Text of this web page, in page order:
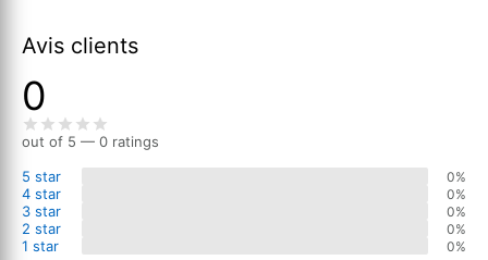
Avis clients
0
out of 5 — 0 ratings
5 star
0%
4 star 0%
3 star 0%
2 star 0%
1 star 0%